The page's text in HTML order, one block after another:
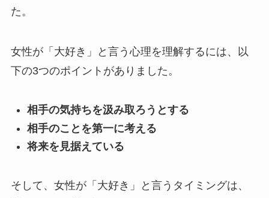
た。
女性が「大好き」と言う心理を理解するには、以
下の3つのポイントがありました。
相手の気持ちを汲み取ろうとする
相手のことを第一に考える
将来を見据えている
そして、女性が「大好き」と言うタイミングは、